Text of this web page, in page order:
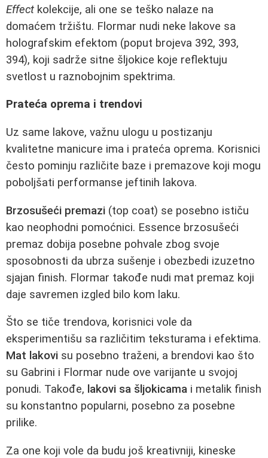
Effect kolekcije, ali one se teško nalaze na
domaćem tržištu. Flormar nudi neke lakove sa
holografskim efektom (poput brojeva 392, 393,
394), koji sadrže sitne šljokice koje reflektuju
svetlost u raznobojnim spektrima.
Prateća oprema i trendovi
Uz same lakove, važnu ulogu u postizanju
kvalitetne manicure ima i prateća oprema. Korisnici
često pominju različite baze i premazove koji mogu
poboljšati performanse jeftinih lakova.
Brzosušeći premazi (top coat) se posebno ističu
kao neophodni pomoćnici. Essence brzosušeći
premaz dobija posebne pohvale zbog svoje
sposobnosti da ubrza sušenje i obezbedi izuzetno
sjajan finish. Flormar takođe nudi mat premaz koji
daje savremen izgled bilo kom laku.
Što se tiče trendova, korisnici vole da
eksperimentišu sa različitim teksturama i efektima.
Mat lakovi su posebno traženi, a brendovi kao što
su Gabrini i Flormar nude ove varijante u svojoj
ponudi. Takođe, lakovi sa šljokicama i metalik finish
su konstantno popularni, posebno za posebne
prilike.
Za one koji vole da budu još kreativniji, kineske